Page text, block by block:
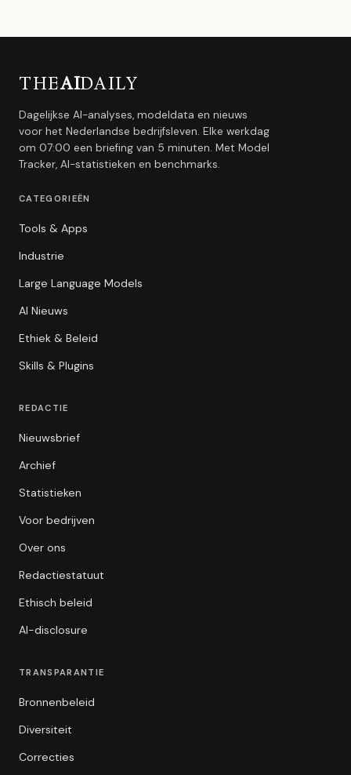
THEAIDAILY
Dagelijkse AI-analyses, modeldata en nieuws
voor het Nederlandse bedrijfsleven. Elke werkdag
om 07:00 een briefing van 5 minuten. Met Model
Tracker, AI-statistieken en benchmarks.
CATEGORIEËN
Tools & Apps
Industrie
Large Language Models
AI Nieuws
Ethiek & Beleid
Skills & Plugins
REDACTIE
Nieuwsbrief
Archief
Statistieken
Voor bedrijven
Over ons
Redactiestatuut
Ethisch beleid
AI-disclosure
TRANSPARANTIE
Bronnenbeleid
Diversiteit
Correcties